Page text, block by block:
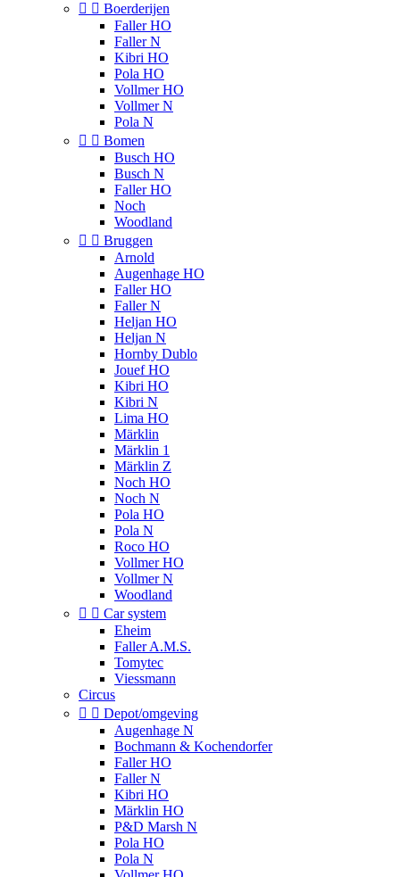
  Boerderijen
Faller HO
Faller N
Kibri HO
Pola HO
Vollmer HO
Vollmer N
Pola N
  Bomen
Busch HO
Busch N
Faller HO
Noch
Woodland
  Bruggen
Arnold
Augenhage HO
Faller HO
Faller N
Heljan HO
Heljan N
Hornby Dublo
Jouef HO
Kibri HO
Kibri N
Lima HO
Märklin
Märklin 1
Märklin Z
Noch HO
Noch N
Pola HO
Pola N
Roco HO
Vollmer HO
Vollmer N
Woodland
  Car system
Eheim
Faller A.M.S.
Tomytec
Viessmann
Circus
  Depot/omgeving
Augenhage N
Bochmann & Kochendorfer
Faller HO
Faller N
Kibri HO
Märklin HO
P&D Marsh N
Pola HO
Pola N